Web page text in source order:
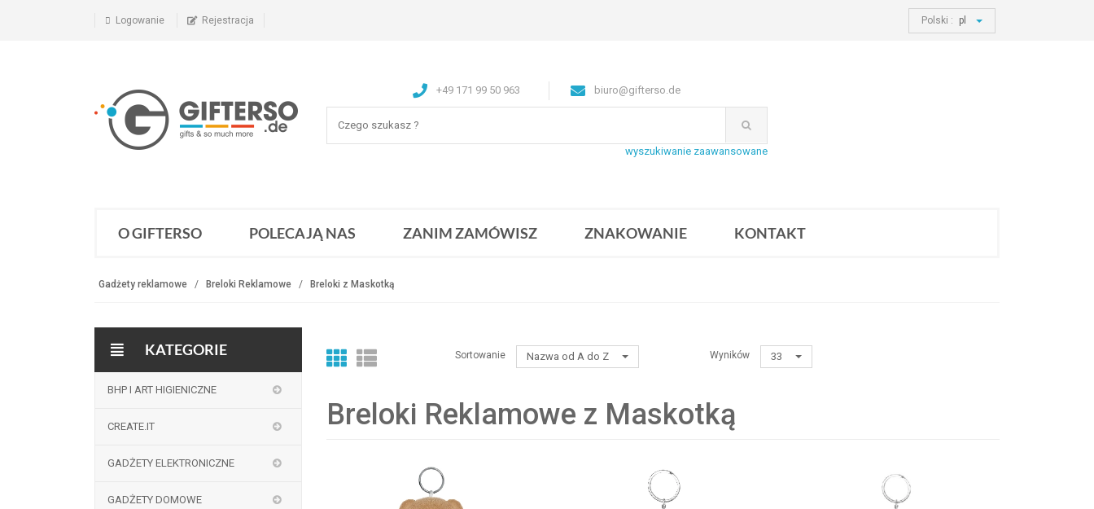
Logowanie Rejestracja Polski : pl
+49 171 99 50 963 biuro@gifterso.de
wyszukiwanie zaawansowane
O GIFTERSO POLECAJĄ NAS ZANIM ZAMÓWISZ ZNAKOWANIE KONTAKT
Gadżety reklamowe Breloki Reklamowe Breloki z Maskotką
KATEGORIE
BHP I ART HIGIENICZNE
CREATE.IT
GADŻETY ELEKTRONICZNE
GADŻETY DOMOWE
Sortowanie Nazwa od A do Z Wyników 33
Breloki Reklamowe z Maskotką